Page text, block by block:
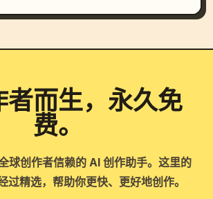
者而生，永久免
费。
球创作者信赖的 AI 创作助手。这里的
过精选，帮助你更快、更好地创作。